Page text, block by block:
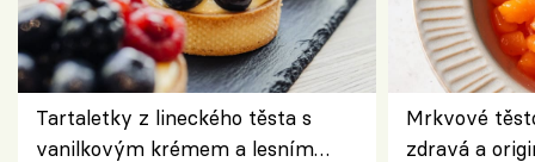
Tartaletky z lineckého těsta s
vanilkovým krémem a lesním
Mrkvové
zdravá a